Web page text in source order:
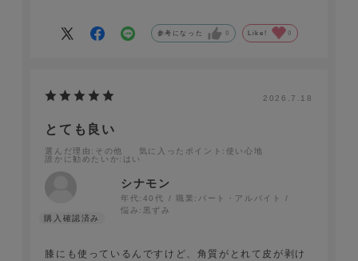
何かあってもきちんと対応もしていただけたり、品質
参考になった 0 Like! 0
2026.7.18
とても良い
選んだ理由 :その他 気に入ったポイント :使い心地
誰かに勧めたいか :はい
シナモン
年代: 40代 職業:パート・アルバイト
悩み: 黒ずみ
膝にも使っているんですけど、角質がとれて皮が剥け